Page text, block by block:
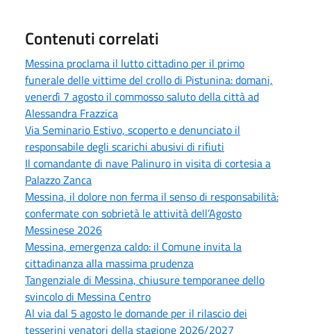
Contenuti correlati
Messina proclama il lutto cittadino per il primo
funerale delle vittime del crollo di Pistunina: domani,
venerdì 7 agosto il commosso saluto della città ad
Alessandra Frazzica
Via Seminario Estivo, scoperto e denunciato il
responsabile degli scarichi abusivi di rifiuti
Il comandante di nave Palinuro in visita di cortesia a
Palazzo Zanca
Messina, il dolore non ferma il senso di responsabilità:
confermate con sobrietà le attività dell’Agosto
Messinese 2026
Messina, emergenza caldo: il Comune invita la
cittadinanza alla massima prudenza
Tangenziale di Messina, chiusure temporanee dello
svincolo di Messina Centro
Al via dal 5 agosto le domande per il rilascio dei
tesserini venatori della stagione 2026/2027